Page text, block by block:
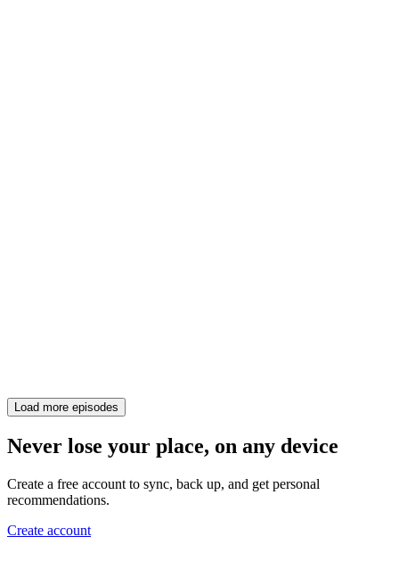
Load more episodes
Never lose your place, on any device
Create a free account to sync, back up, and get personal
recommendations.
Create account